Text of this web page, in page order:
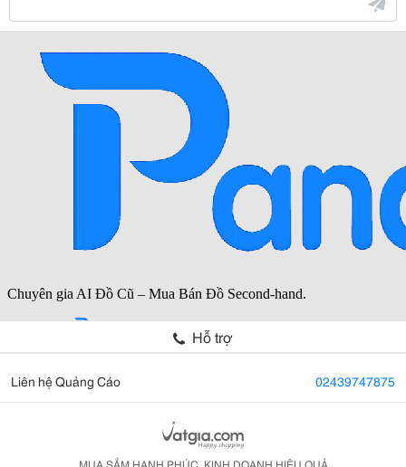
Hỗ trợ
Liên hệ Quảng Cáo 02439747875
MUA SẮM HẠNH PHÚC, KINH DOANH HIỆU QUẢ